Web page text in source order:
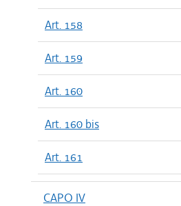
Art. 158
Art. 159
Art. 160
Art. 160 bis
Art. 161
CAPO IV